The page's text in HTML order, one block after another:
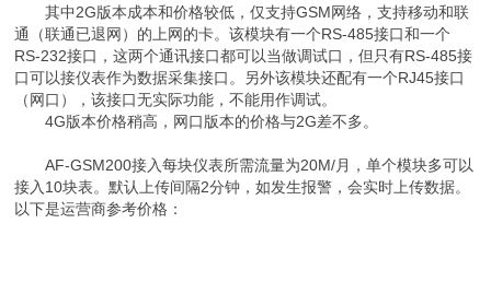
其中2G版本成本和价格较低，仅支持GSM网络，支持移动和联
通（联通已退网）的上网的卡。该模块有一个RS-485接口和一个
RS-232接口，这两个通讯接口都可以当做调试口，但只有RS-485接
口可以接仪表作为数据采集接口。另外该模块还配有一个RJ45接口
（网口），该接口无实际功能，不能用作调试。
4G版本价格稍高，网口版本的价格与2G差不多。
AF-GSM200接入每块仪表所需流量为20M/月，单个模块多可以
接入10块表。默认上传间隔2分钟，如发生报警，会实时上传数据。
以下是运营商参考价格：